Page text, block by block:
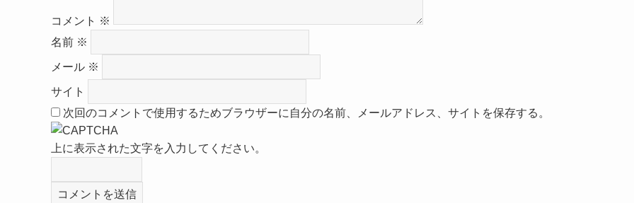
コメント ※
名前 ※
メール ※
サイト
次回のコメントで使用するためブラウザーに自分の名前、メールアドレス、サイトを保存する。
上に表示された文字を入力してください。